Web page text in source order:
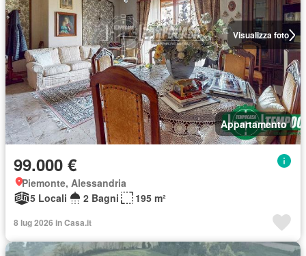
Visualizza foto
Appartamento
99.000 €
Piemonte, Alessandria
5 Locali
2 Bagni 195 m²
8 lug 2026 in Casa.it